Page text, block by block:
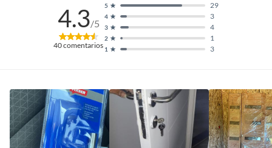
4.3/5
40comentarios 1 3
2 1
3 4
4 3
5 29